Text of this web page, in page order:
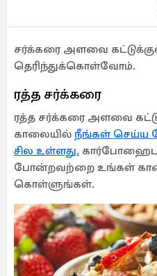
சர்க்கரை அளவை
தெரிந்துக்கொள்வோம்.
ரத்த சர்க்கரை
ரத்த சர்க்கரை அளவை
காலையில் நீங்கள் செய்ய
சில உள்ளது.
போன்றவற்றை உங்கள்
கொள்ளுங்கள்.